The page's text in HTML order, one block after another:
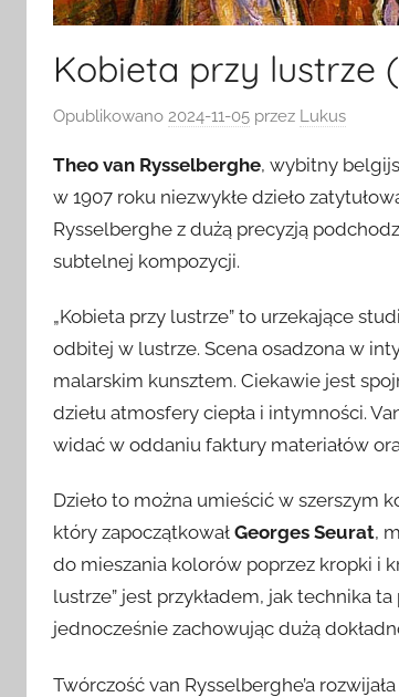
Kobieta przy lustrze
Opublikowano 2024-11-05 przez Lukus
Theo van Rysselberghe, wybitny
w 1907 roku niezwykłe dzieło
Rysselberghe z dużą precyzją
subtelnej kompozycji.
„Kobieta przy lustrze” to urzekające
odbitej w lustrze. Scena osadzona w
malarskim kunsztem. Ciekawie jest
dziełu atmosfery ciepła i intymności.
widać w oddaniu faktury materiałów
Dzieło to można umieścić w szerszym
który zapoczątkował Georges Seurat,
do mieszania kolorów poprzez kropki i
lustrze” jest przykładem, jak technika
jednocześnie zachowując dużą
Twórczość van Rysselberghe’a